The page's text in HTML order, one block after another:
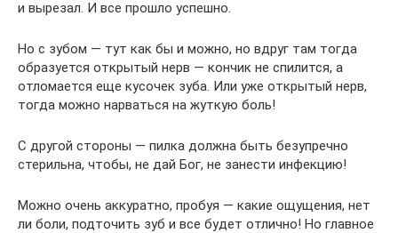
и вырезал. И все прошло успешно.
Но с зубом — тут как бы и можно, но вдруг там тогда
образуется открытый нерв — кончик не спилится, а
отломается еще кусочек зуба. Или уже открытый нерв,
тогда можно нарваться на жуткую боль!
С другой стороны — пилка должна быть безупречно
стерильна, чтобы, не дай Бог, не занести инфекцию!
Можно очень аккуратно, пробуя — какие ощущения, нет
ли боли, подточить зуб и все будет отлично! Но главное